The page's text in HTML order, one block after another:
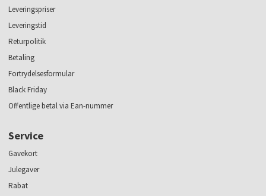
Leveringspriser
Leveringstid
Returpolitik
Betaling
Fortrydelsesformular
Black Friday
Offentlige betal via Ean-nummer
Service
Gavekort
Julegaver
Rabat